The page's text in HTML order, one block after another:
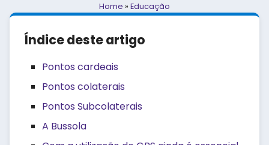
Home » Educação
Índice deste artigo
Pontos cardeais
Pontos colaterais
Pontos Subcolaterais
A Bussola